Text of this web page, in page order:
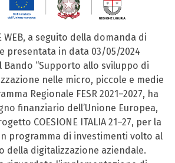
WEB, a seguito della domanda di
presentata in data 03/05/2024
Bando “Supporto allo sviluppo di
nelle micro, piccole e medie
Regionale FESR 2021–2027, ha
finanziario dell’Unione Europea,
COESIONE ITALIA 21–27, per la
programma di investimenti volto al
della digitalizzazione aziendale.